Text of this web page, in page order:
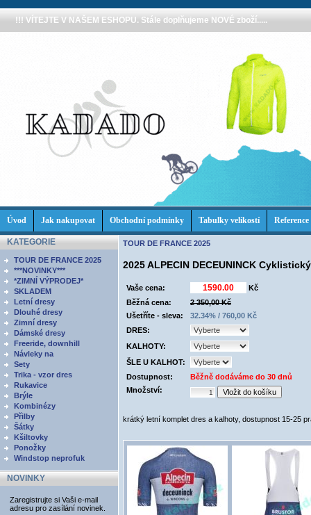
!!! VÍTEJTE V NAŠEM ESHOPU. Stále doplňujeme NOVÉ zboží.....
Úvod Jak nakupovat Obchodní podmínky Tabulky velikostí Reference
KATEGORIE
TOUR DE FRANCE 2025
***NOVINKY***
*ZIMNÍ VÝPRODEJ*
SKLADEM
Letní dresy
Dlouhé dresy
Zimní dresy
Dámské dresy
Freeride, downhill
Návleky na
Sety
Trika - vzor dres
Rukavice
Brýle
Kombinézy
Přilby
Šátky
Kšiltovky
Ponožky
Windstop neprofuk
NOVINKY
Zaregistrujte si Vaši e-mail
adresu pro zasílání novinek.
TOUR DE FRANCE 2025
2025 ALPECIN DECEUNINCK
Vaše cena:
Kč
Běžná cena:
2 350,00 Kč
Ušetříte - sleva:
32.34% / 760,00 Kč
DRES:
KALHOTY:
ŠLE U KALHOT:
Dostupnost:
Běžně dodáváme do 30 dnů
Množství:
krátký letní komplet dres a kalhoty, dostupnost 15-25